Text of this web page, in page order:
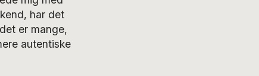
har det
er mange,
autentiske